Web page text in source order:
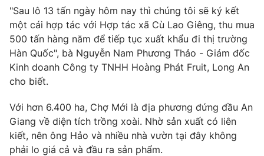
Chất lượng cuộc sống
Học trực tuyến
Công nghệ
Hitech Công nghệ tương lai
Sản phẩm
Thị trường
Tư vấn
Giao lưu trực tuyến
Lịch phát sóng
Chuyên mục khác
Emagazine Podcast
"Sau lô 13 tấn ngày hôm nay thì chúng tôi sẽ ký kết
một cái hợp tác với Hợp tác xã Cù Lao Giêng, thu mua
500 tấn hàng năm để tiếp tục xuất khẩu đi thị trường
Hàn Quốc", bà Nguyễn Nam Phương Thảo - Giám đốc
Kinh doanh Công ty TNHH Hoàng Phát Fruit, Long An
cho biết.
Với hơn 6.400 ha, Chợ Mới là địa phương đứng đầu An
Giang về diện tích trồng xoài. Nhờ sản xuất có liên
kiết, nên ông Hảo và nhiều nhà vườn tại đây không
phải lo giá cả và đầu ra sản phẩm.